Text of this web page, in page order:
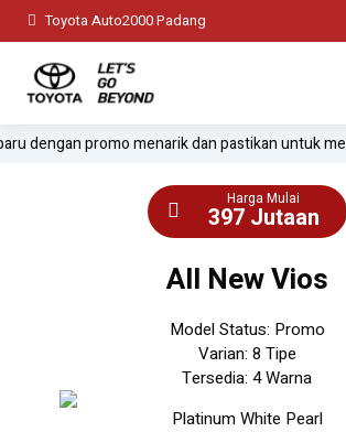
Toyota Auto2000 Padang
Homepromo menarik dan pastikan untuk
Harga Mulai
397 Jutaan
All New Vios
Model Status: Promo
Varian: 8 Tipe
Tersedia: 4 Warna
Platinum White Pearl